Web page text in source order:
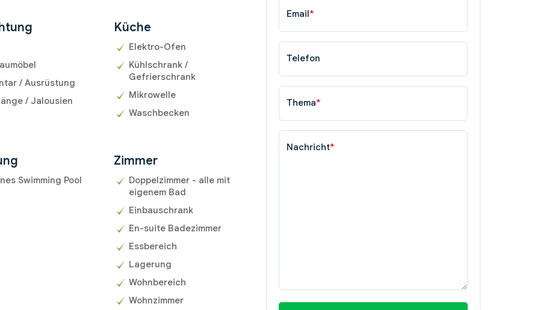
/ Ausrüstung
/ Jalousien
Küche
Elektro-Ofen
Kühlschrank /
Gefrierschrank
Mikrowelle
Waschbecken
Swimming Pool
Zimmer
Doppelzimmer - alle mit
eigenem Bad
Einbauschrank
En-suite Badezimmer
Essbereich
Lagerung
Wohnbereich
Wohnzimmer
Email*
Telefon
Thema*
Nachricht*